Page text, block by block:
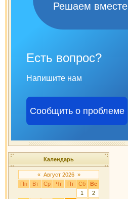
Решаем вместе
Есть вопрос?
Напишите нам
Сообщить о проблеме
Календарь
« Август 2026 »
Пн
Вт Ср Чт Пт Сб
Вс
1
2